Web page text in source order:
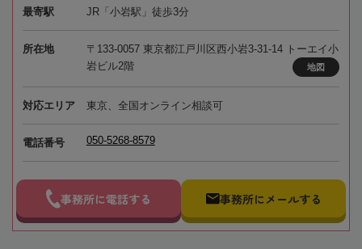
最寄駅 JR「小岩駅」徒歩3分
所在地
〒133-0057 東京都江戸川区西小岩3-31-14 トーエイ小
岩ビル2階
地図
対応エリア 東京、全国オンライン相談可
電話番号 050-5268-8579
事務所に電話する 事務所にメールする